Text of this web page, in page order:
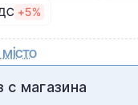
+5%
магазина